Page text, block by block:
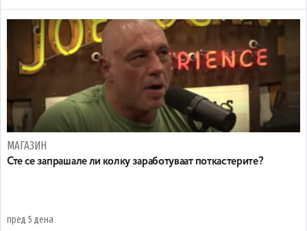
МАГАЗИН
Сте се запрашале ли колку заработуваат поткастерите?
пред 5 дена